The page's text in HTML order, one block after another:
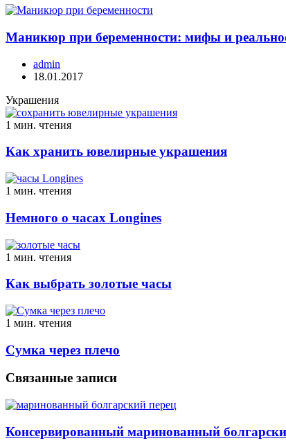
Маникюр при беременности: мифы и
admin
18.01.2017
Украшения
1 мин. чтения
Как хранить ювелирные украшения
1 мин. чтения
Немного о часах Longines
1 мин. чтения
Как выбрать золотые часы
1 мин. чтения
Сумка через плечо
Связанные записи
Консервированный маринованный